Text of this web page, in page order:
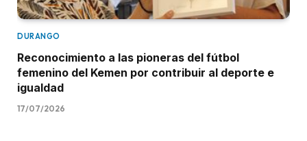
DURANGO
Reconocimiento a las pioneras del fútbol
femenino del Kemen por contribuir al deporte e
igualdad
17/07/2026